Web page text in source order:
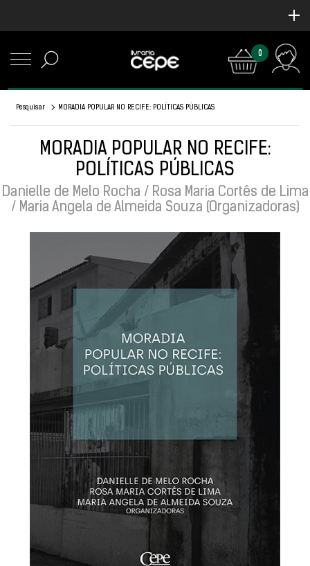
0
Pesquisar MORADIA POPULAR NO RECIFE: POLÍTICAS PÚBLICAS
MORADIA POPULAR NO RECIFE:
POLÍTICAS PÚBLICAS
Danielle de Melo Rocha / Rosa Maria Cortês de Lima
/ Maria Angela de Almeida Souza (Organizadoras)